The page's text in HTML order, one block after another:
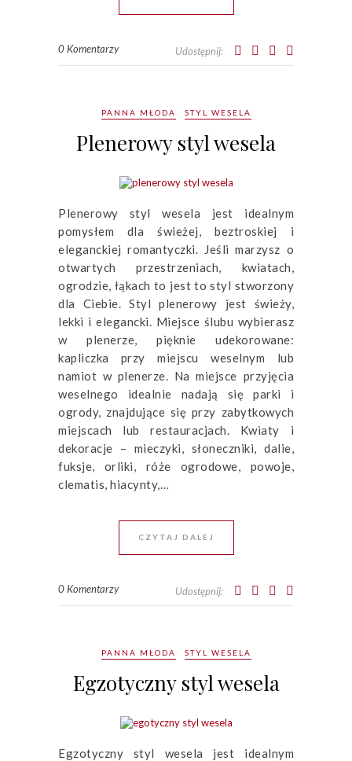
0 Komentarzy Udostępnij:
PANNA MŁODA STYL WESELA
Plenerowy styl wesela
Plenerowy styl wesela jest idealnym
pomysłem dla świeżej, beztroskiej i
eleganckiej romantyczki. Jeśli marzysz o
otwartych przestrzeniach, kwiatach,
ogrodzie, łąkach to jest to styl stworzony
dla Ciebie. Styl plenerowy jest świeży,
lekki i elegancki. Miejsce ślubu wybierasz
w plenerze, pięknie udekorowane:
kapliczka przy miejscu weselnym lub
namiot w plenerze. Na miejsce przyjęcia
weselnego idealnie nadają się parki i
ogrody, znajdujące się przy zabytkowych
miejscach lub restauracjach. Kwiaty i
dekoracje – mieczyki, słoneczniki, dalie,
fuksje, orliki, róże ogrodowe, powoje,
clematis, hiacynty,…
CZYTAJ DALEJ
0 Komentarzy Udostępnij:
PANNA MŁODA STYL WESELA
Egzotyczny styl wesela
Egzotyczny styl wesela jest idealnym